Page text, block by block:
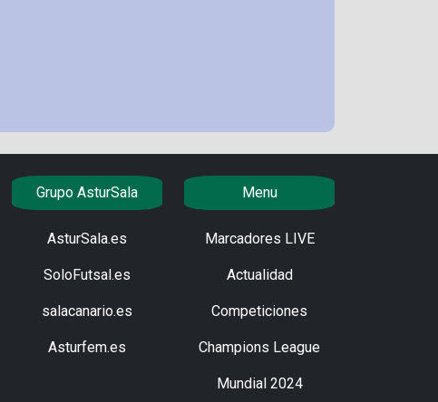
Grupo AsturSala
AsturSala.es
SoloFutsal.es
salacanario.es
Asturfem.es
Menu
Marcadores LIVE
Actualidad
Competiciones
Champions League
Mundial 2024